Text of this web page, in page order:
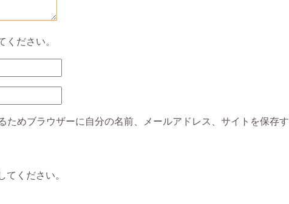
ください。
ためブラウザーに自分の名前、メールアドレス、サイトを保存
てください。